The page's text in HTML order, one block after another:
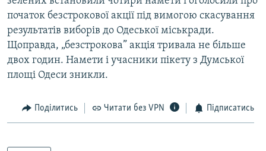
початок безстрокової акції під вимогою скасування
результатів виборів до Одеської міськради.
Щоправда, „безстрокова” акція тривала не більше
двох годин. Намети і учасники пікету з Думської
площі Одеси зникли.
Поділитись Читати без VPN Підписатись